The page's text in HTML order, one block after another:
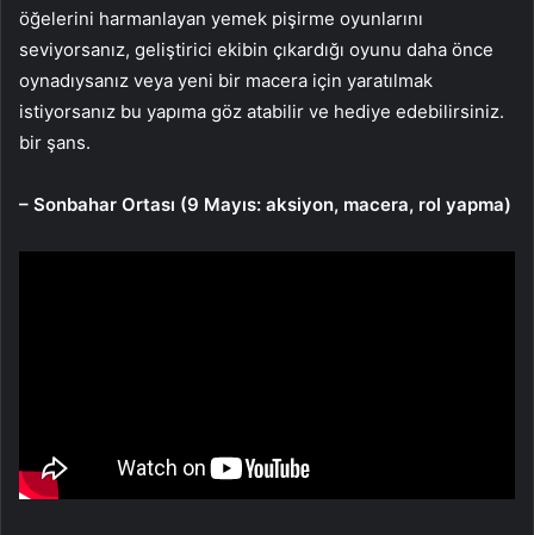
öğelerini harmanlayan yemek pişirme oyunlarını
seviyorsanız, geliştirici ekibin çıkardığı oyunu daha önce
oynadıysanız veya yeni bir macera için yaratılmak
istiyorsanız bu yapıma göz atabilir ve hediye edebilirsiniz.
bir şans.
– Sonbahar Ortası (9 Mayıs: aksiyon, macera, rol yapma)